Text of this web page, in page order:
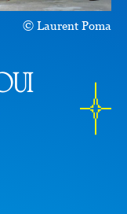
Laurent Poma